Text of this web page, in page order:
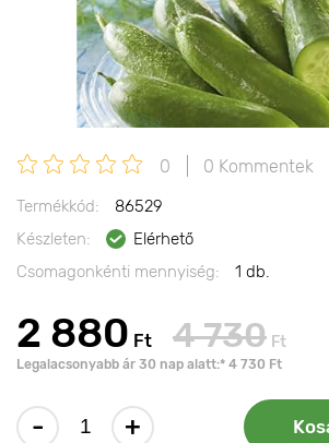
0 0 Kommentek
Termékkód:
86529
Készleten:
Elérhető
Csomagonkénti mennyiség:
1 db.
2 880 Ft 4 730 Ft
Legalacsonyabb ár 30 nap alatt:* 4 730 Ft
- +